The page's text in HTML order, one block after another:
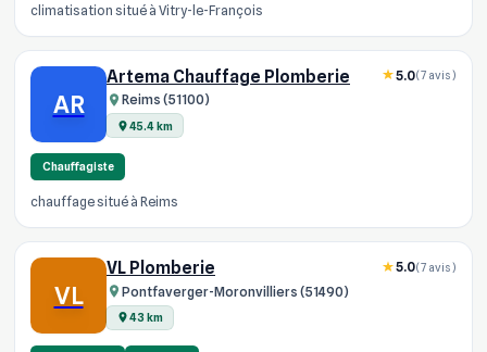
climatisation situé à Vitry-le-François
AR
Artema Chauffage Plomberie
Reims (51100)
45.4 km
5.0(7 avis)
Chauffagiste
chauffage situé à Reims
VL
VL Plomberie
Pontfaverger-Moronvilliers (51490)
43 km
5.0(7 avis)